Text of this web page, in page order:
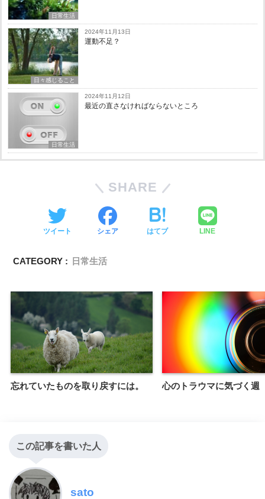
日常生活
日々感じること
2024年11月13日
運動不足？
日常生活
2024年11月12日
最近の直さなければならないところ
SHARE
ツイート シェア はてブ LINE
CATEGORY : 日常生活
忘れていたものを取り戻すには。 心のトラウマに気づく週
この記事を書いた人
sato